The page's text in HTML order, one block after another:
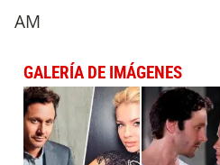
AM
GALERÍA DE IMÁGENES